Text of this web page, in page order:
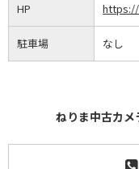
HP
駐車場 なし
ねりま中古カメ